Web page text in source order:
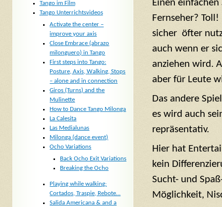
Einen einfachen
Fernseher?
sicher öfter
auch wenn er
anziehen wird.
aber für Leute
Das andere
es wird auch
repräsentativ.
Hier hat
kein
Sucht- und
Möglichkeit,
Tango im Film
Tango Unterrichtsvideos
Activate the center –
improve your axis
Close Embrace (abrazo
milonguero) in Tango
First steps into Tango:
Posture, Axis, Walking, Stops
– alone and in connection
Giros (Turns) and the
Mulinette
How to Dance Tango Milonga
La Calesita
Las Medialunas
Milonga (dance event)
Ocho Variations
Back Ocho Exit Variations
Breaking the Ocho
Playing while walking:
Cortados, Traspie, Rebote…
Salida Americana & and a